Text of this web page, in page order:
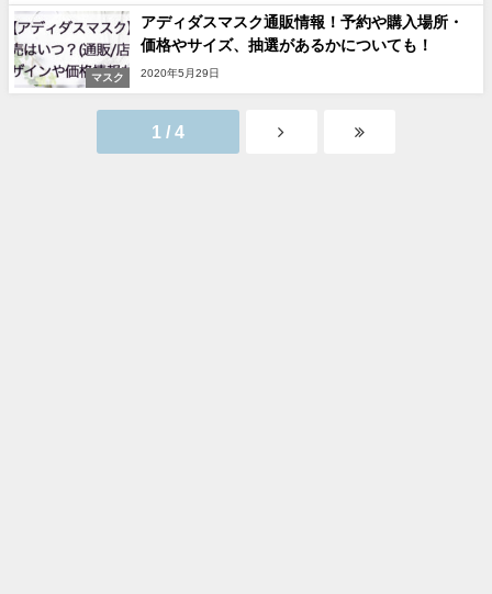
マスク
アディダスマスク通販情報！予約や購入場所・
価格やサイズ、抽選があるかについても！
2020年5月29日
1 / 4